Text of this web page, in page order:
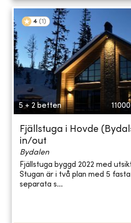
4 (1 )
5 + 2 betten
Fjällstuga i Hovde
in/out
Bydalen
Fjällstuga byggd 2022 med
Stugan är i två plan med 5
separata s...